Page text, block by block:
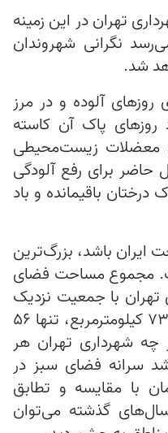
تهران در این زمینه
نگرانی شهروندان
شد.
روزهای آلوده و در مرز
پاک آن کاسته
معضلات زیست‌محیطی
برای رفع آلودگی
باقیمانده و باد
ایران باشد، بزرگ‌ترین
مجموع مساحت فضای
با جمعیت نزدیک
به نه میلیون نفر و مساحت ۷۳۰ کیلومترمربع، تنها ۵۶
اگر چه شهرداری تهران هر
سرانه فضای سبز در
با مقایسه و تطابق
گذشته می‌توان